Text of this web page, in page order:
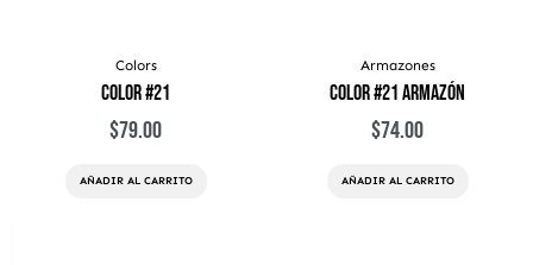
Colors
Color #21
$79.00
AÑADIR AL CARRITO
Armazones
Color #21 Armazón
$74.00
AÑADIR AL CARRITO